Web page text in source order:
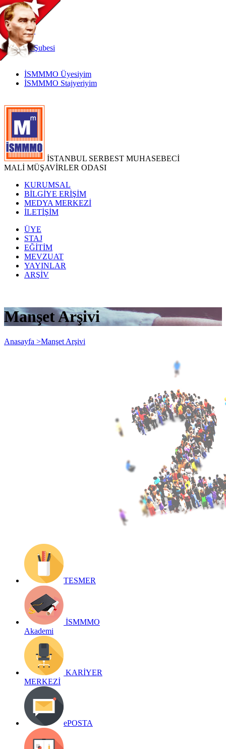
TR
|
EN
İnternetŞubesi
İSMMMO Üyesiyim
İSMMMO Stajyeriyim
İSTANBUL SERBEST MUHASEBECİ
MALİ MÜŞAVİRLER ODASI
KURUMSAL
BİLGİYE ERİŞİM
MEDYA MERKEZİ
İLETİŞİM
ÜYE
STAJ
EĞİTİM
MEVZUAT
YAYINLAR
ARŞİV
Manşet Arşivi
Anasayfa >Manşet Arşivi
Geri Dön
TESMER
İSMMMO
Akademi
KARİYER
MERKEZİ
ePOSTA